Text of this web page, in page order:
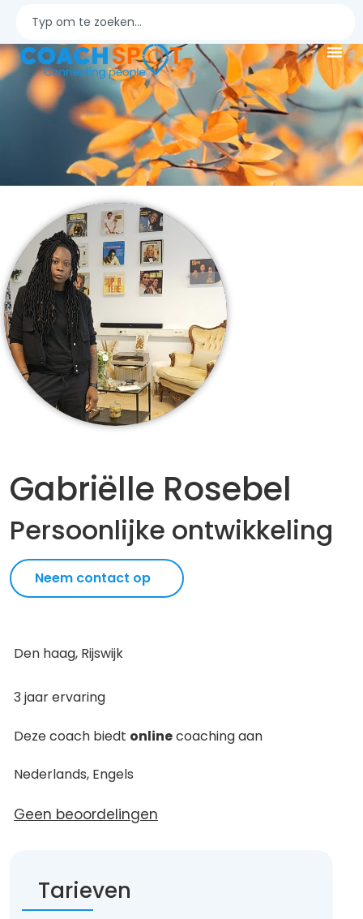
Gabriëlle Rosebel
Persoonlijke ontwikkeling
Neem contact op
Den haag, Rijswijk
3 jaar ervaring
Deze coach biedt onlinecoaching aan
Nederlands, Engels
Geen beoordelingen
Tarieven